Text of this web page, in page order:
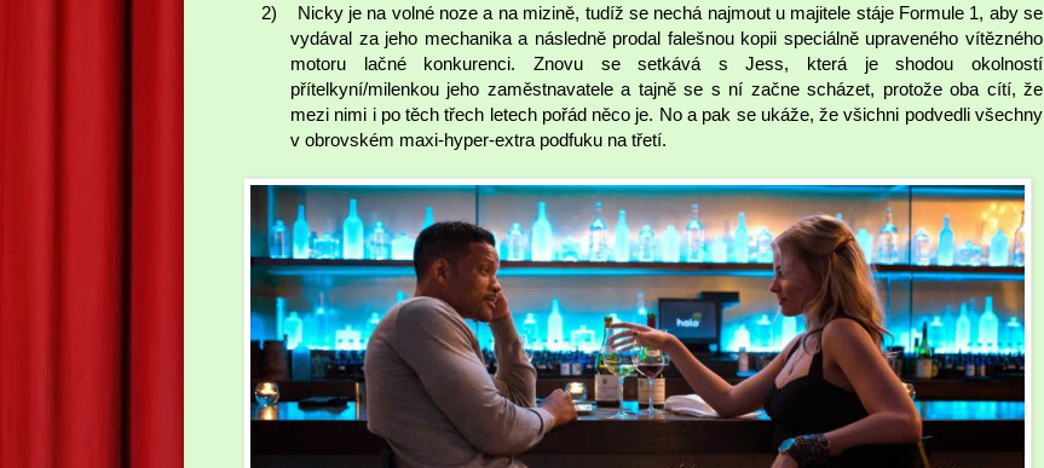
2)
Nicky je na volné noze a na mizině, tudíž se nechá najmout u majitele stáje Formule 1, aby se
vydával za jeho mechanika a následně prodal falešnou kopii speciálně upraveného vítězného
motoru lačné konkurenci. Znovu se setkává s Jess, která je shodou okolností
přítelkyní/milenkou jeho zaměstnavatele a tajně se s ní začne scházet, protože oba cítí, že
mezi nimi i po těch třech letech pořád něco je. No a pak se ukáže, že všichni podvedli všechny
v obrovském maxi-hyper-extra podfuku na třetí.